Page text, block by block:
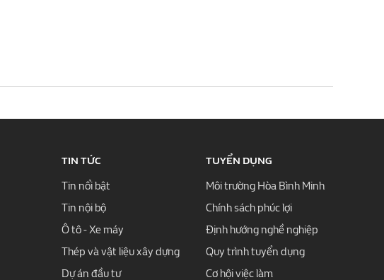
TIN TỨC
Tin nổi bật
Tin nội bộ
Ô tô - Xe máy
Thép và vật liệu xây dựng
Dự án đầu tư
TUYỂN DỤNG
Môi trường Hòa Bình Minh
Chính sách phúc lợi
Định hướng nghề nghiệp
Quy trình tuyển dụng
Cơ hội việc làm